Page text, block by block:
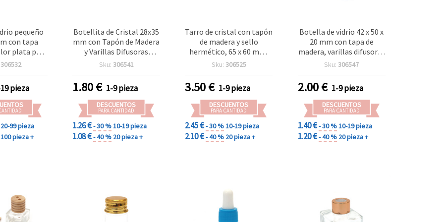
pequeño
con tapa
plata para
306532
pieza
20-99 pieza
100 pieza +
Botellita de Cristal 28x35
mm con Tapón de Madera
y Varillas Difusoras
(Mikado) para Fragancias
Sku: 306541
1.80€ 1-9 pieza
DESCUENTOS
PARA CANTIDAD
1.26 €- 30 %10-19 pieza
1.08 €- 40 % 20 pieza +
Tarro de cristal con tapón
de madera y sello
hermético, 65 x 60 mm,
para manualidades DIY
Sku: 306525
3.50€ 1-9 pieza
DESCUENTOS
PARA CANTIDAD
2.45 €- 30 %10-19 pieza
2.10 €- 40 % 20 pieza +
Botella de vidrio 42 x 50 x
20 mm con tapa de
madera, varillas difusoras
y clip para difusor de
manualidades y
aromaterapia
Sku:306547
2.00€ 1-9 pieza
DESCUENTOS
PARA CANTIDAD
1.40 €- 30 %10-19 pieza
1.20 €- 40 % 20 pieza +